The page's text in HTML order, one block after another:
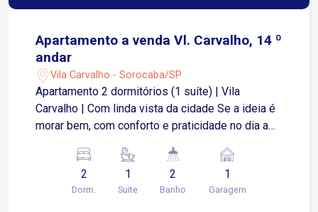
Apartamento a venda Vl. Carvalho, 14 º
andar
Vila Carvalho - Sorocaba/SP
Apartamento 2 dormitórios (1 suíte) | Vila
Carvalho | Com linda vista da cidade Se a ideia é
morar bem, com conforto e praticidade no dia a
pra você. São 53,63 m² muito bem distribuídos,
com uma planta inteligente que integra sala,
cozinha e uma varanda gourmet espaçosa,
2
Dorm.
1
Suite
2
Banho
1
Garagem